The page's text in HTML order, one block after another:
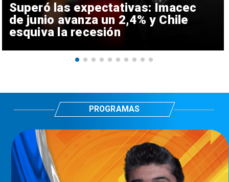
Superó las expectativas: Imacec
de junio avanza un 2,4% y Chile
esquiva la recesión
PROGRAMAS